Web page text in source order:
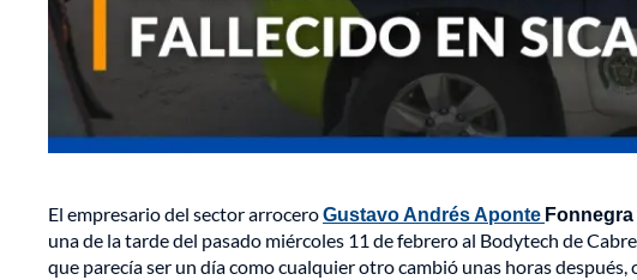
El empresario del sector arroceroGustavo Andrés Aponte Fonnegra
una de la tarde del pasado miércoles 11 de febrero al Bodytech de
que parecía ser un día como cualquier otro cambió unas horas